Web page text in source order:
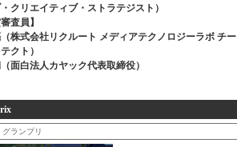
クリエイティブ・ストラテジスト）
査員】
株式会社リクルート メディアテクノロジーラボ チー
クト）
面白法人カヤック代表取締役）
ランプリ